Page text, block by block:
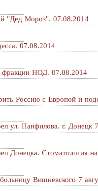
"Дед Мороз". 07.08.2014
07.08.2014
фракции НОД. 07.08.2014
Россию с Европой и
ул. Панфилова. г. Донецк
Донецка. Стоматология
Вишневского 7